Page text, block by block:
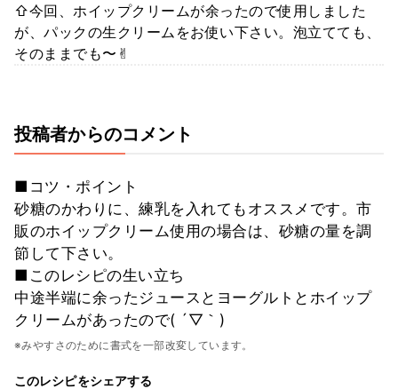
⇧今回、ホイップクリームが余ったので使用しました
が、パックの生クリームをお使い下さい。泡立てても、
そのままでも〜✌︎
投稿者からのコメント
■コツ・ポイント
砂糖のかわりに、練乳を入れてもオススメです。市
販のホイップクリーム使用の場合は、砂糖の量を調
節して下さい。
■このレシピの生い立ち
中途半端に余ったジュースとヨーグルトとホイップ
クリームがあったので( ´▽｀)
※みやすさのために書式を一部改変しています。
このレシピをシェアする